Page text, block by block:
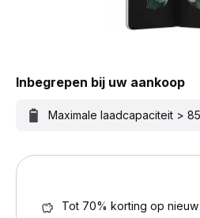
Inbegrepen bij uw aankoop
Maximale laadcapaciteit >
Tot 70% korting op nieuw